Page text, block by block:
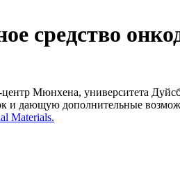
средство
Мюнхена, университета
и дающую дополнительные
Materials.